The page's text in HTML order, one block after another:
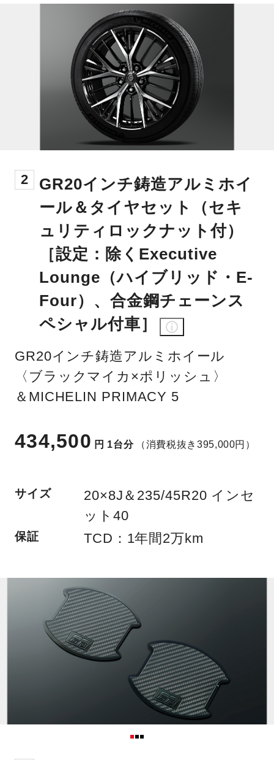
2
GR20インチ鋳造アルミホイ
ール＆タイヤセット（セキ
ュリティロックナット付）
［設定：除くExecutive
Lounge（ハイブリッド・E-
Four）、合金鋼チェーンス
ペシャル付車］
GR20インチ鋳造アルミホイール
〈ブラックマイカ×ポリッシュ〉
＆MICHELIN PRIMACY 5
434,500 円 1台分 （消費税抜き395,000円）
サイズ
20×8J＆235/45R20 インセ
ット40
保証 TCD：1年間2万km